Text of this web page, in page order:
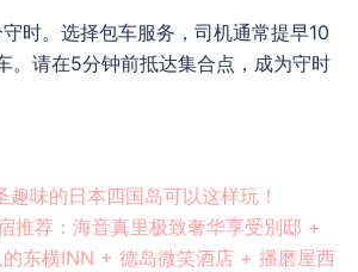
时。选择包车服务，司机通常提早10
。请在5分钟前抵达集合点，成为守时
趣味的日本四国岛可以这样玩！
推荐：海音真里极致奢华享受別邸 +
东横INN + 德岛微笑酒店 + 播磨屋西